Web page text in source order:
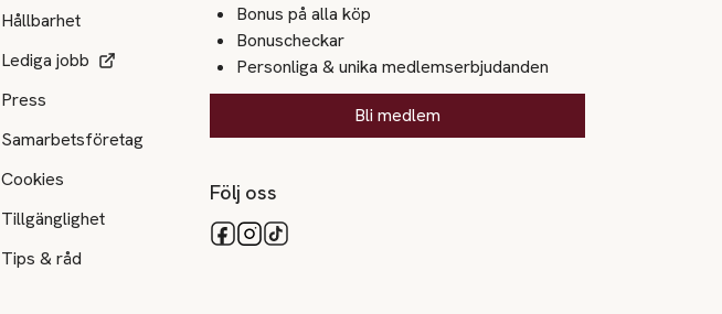
Hållbarhet
Lediga jobb
Press
Samarbetsföretag
Cookies
Tillgänglighet
Tips & råd
Bonus på alla köp
Bonuscheckar
Personliga & unika medlemserbjudanden
Bli medlem
Följ oss